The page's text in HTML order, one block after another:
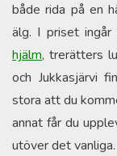
både rida på en
älg. I priset ingår
hjälm, trerätters
och Jukkasjärvi
stora att du
annat får du
utöver det vanliga.